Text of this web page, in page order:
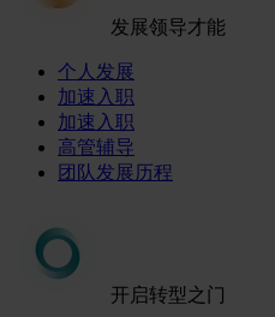
发展领导才能
个人发展
加速入职
加速入职
高管辅导
团队发展历程
开启转型之门